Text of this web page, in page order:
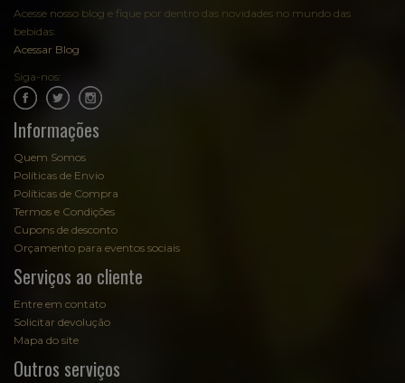
Acesse nosso blog e fique por dentro das novidades no mundo das
bebidas:
Acessar Blog
Siga-nos:
Informações
Quem Somos
Políticas de Envio
Políticas de Compra
Termos e Condições
Cupons de desconto
Orçamento para eventos sociais
Serviços ao cliente
Entre em contato
Solicitar devolução
Mapa do site
Outros serviços